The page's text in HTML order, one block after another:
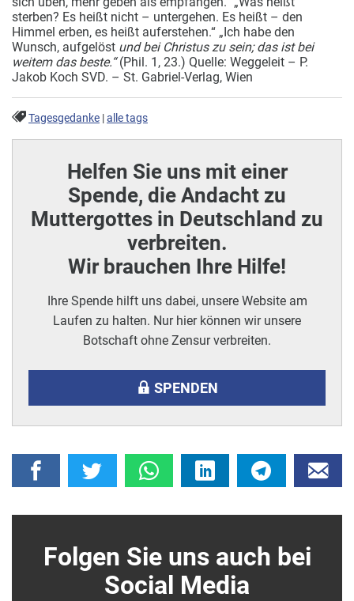
sterben? Es heißt nicht – untergehen. Es heißt – den
Himmel erben, es heißt auferstehen.“ „Ich habe den
Wunsch, aufgelöst und bei Christus zu sein; das ist bei
weitem das beste.“(Phil. 1, 23.) Quelle: Weggeleit – P.
Jakob Koch SVD. – St. Gabriel-Verlag, Wien
Tagesgedanke |alle tags
Helfen Sie uns mit einer
Spende, die Andacht zu
Muttergottes in Deutschland zu
verbreiten.
Wir brauchen Ihre Hilfe!
Ihre Spende hilft uns dabei, unsere Website am
Laufen zu halten. Nur hier können wir unsere
Botschaft ohne Zensur verbreiten.
SPENDEN
Folgen Sie uns auch bei
Social Media